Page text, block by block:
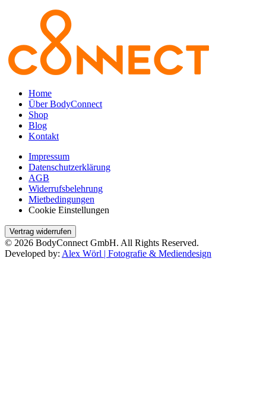
Home
Über BodyConnect
Shop
Blog
Kontakt
Impressum
Datenschutzerklärung
AGB
Widerrufsbelehrung
Mietbedingungen
Cookie Einstellungen
Vertrag widerrufen
© 2026 BodyConnect GmbH. All Rights Reserved.
Developed by: Alex Wörl | Fotografie & Mediendesign